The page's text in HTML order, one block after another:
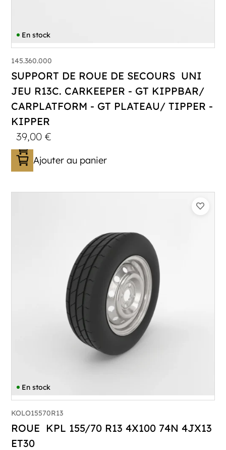
En stock
145.360.000
SUPPORT DE ROUE DE SECOURS UNI
JEU R13C. CARKEEPER - GT KIPPBAR/
CARPLATFORM - GT PLATEAU/ TIPPER -
KIPPER
39,00€
Ajouter au panier
En stock
KOLO15570R13
ROUE KPL 155/70 R13 4X100 74N 4JX13
ET30